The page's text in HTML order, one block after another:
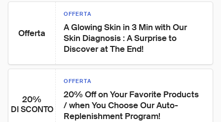
Offerta
OFFERTA
A Glowing Skin in 3 Min with Our
Skin Diagnosis : A Surprise to
Discover at The End!
20%
DI SCONTO
OFFERTA
20% Off on Your Favorite Products
/ when You Choose Our Auto-
Replenishment Program!